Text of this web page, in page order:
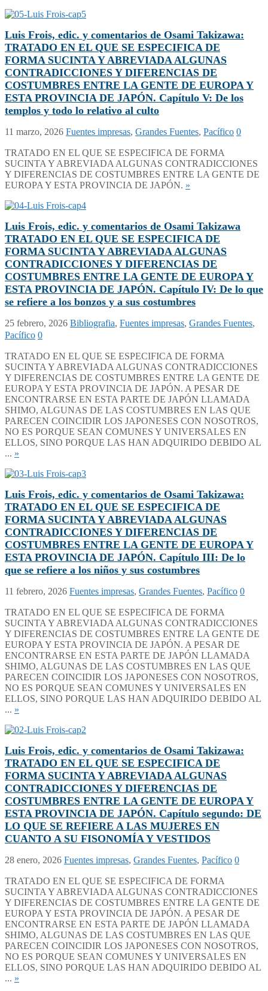
Luis Frois, edic. y comentarios de Osami Takizawa:
TRATADO EN EL QUE SE ESPECIFICA DE
FORMA SUCINTA Y ABREVIADA ALGUNAS
CONTRADICCIONES Y DIFERENCIAS DE
COSTUMBRES ENTRE LA GENTE DE EUROPA Y
ESTA PROVINCIA DE JAPÓN. Capítulo V: De los
templos y todo lo relativo al culto
11 marzo, 2026 Fuentes impresas, Grandes Fuentes, Pacífico 0
TRATADO EN EL QUE SE ESPECIFICA DE FORMA
SUCINTA Y ABREVIADA ALGUNAS CONTRADICCIONES
Y DIFERENCIAS DE COSTUMBRES ENTRE LA GENTE DE
EUROPA Y ESTA PROVINCIA DE JAPÓN. »
Luis Frois, edic. y comentarios de Osami Takizawa
TRATADO EN EL QUE SE ESPECIFICA DE
FORMA SUCINTA Y ABREVIADA ALGUNAS
CONTRADICCIONES Y DIFERENCIAS DE
COSTUMBRES ENTRE LA GENTE DE EUROPA Y
ESTA PROVINCIA DE JAPÓN. Capítulo IV: De lo que
se refiere a los bonzos y a sus costumbres
25 febrero, 2026 Bibliografia, Fuentes impresas, Grandes Fuentes,
Pacífico 0
TRATADO EN EL QUE SE ESPECIFICA DE FORMA
SUCINTA Y ABREVIADA ALGUNAS CONTRADICCIONES
Y DIFERENCIAS DE COSTUMBRES ENTRE LA GENTE DE
EUROPA Y ESTA PROVINCIA DE JAPÓN. A PESAR DE
ENCONTRARSE EN ESTA PARTE DE JAPÓN LLAMADA
SHIMO, ALGUNAS DE LAS COSTUMBRES EN LAS QUE
PARECEN COINCIDIR LOS JAPONESES CON NOSOTROS,
NO ES PORQUE SEAN COMUNES Y UNIVERSALES EN
ELLOS, SINO PORQUE LAS HAN ADQUIRIDO DEBIDO AL
... »
Luis Frois, edic. y comentarios de Osami Takizawa:
TRATADO EN EL QUE SE ESPECIFICA DE
FORMA SUCINTA Y ABREVIADA ALGUNAS
CONTRADICCIONES Y DIFERENCIAS DE
COSTUMBRES ENTRE LA GENTE DE EUROPA Y
ESTA PROVINCIA DE JAPÓN. Capítulo III: De lo
que se refiere a los niños y sus costumbres
11 febrero, 2026 Fuentes impresas, Grandes Fuentes, Pacífico 0
TRATADO EN EL QUE SE ESPECIFICA DE FORMA
SUCINTA Y ABREVIADA ALGUNAS CONTRADICCIONES
Y DIFERENCIAS DE COSTUMBRES ENTRE LA GENTE DE
EUROPA Y ESTA PROVINCIA DE JAPÓN. A PESAR DE
ENCONTRARSE EN ESTA PARTE DE JAPÓN LLAMADA
SHIMO, ALGUNAS DE LAS COSTUMBRES EN LAS QUE
PARECEN COINCIDIR LOS JAPONESES CON NOSOTROS,
NO ES PORQUE SEAN COMUNES Y UNIVERSALES EN
ELLOS, SINO PORQUE LAS HAN ADQUIRIDO DEBIDO AL
... »
Luis Frois, edic. y comentarios de Osami Takizawa:
TRATADO EN EL QUE SE ESPECIFICA DE
FORMA SUCINTA Y ABREVIADA ALGUNAS
CONTRADICCIONES Y DIFERENCIAS DE
COSTUMBRES ENTRE LA GENTE DE EUROPA Y
ESTA PROVINCIA DE JAPÓN. Capítulo segundo: DE
LO QUE SE REFIERE A LAS MUJERES EN
CUANTO A SU FISONOMÍA Y VESTIDOS
28 enero, 2026 Fuentes impresas, Grandes Fuentes, Pacífico 0
TRATADO EN EL QUE SE ESPECIFICA DE FORMA
SUCINTA Y ABREVIADA ALGUNAS CONTRADICCIONES
Y DIFERENCIAS DE COSTUMBRES ENTRE LA GENTE DE
EUROPA Y ESTA PROVINCIA DE JAPÓN. A PESAR DE
ENCONTRARSE EN ESTA PARTE DE JAPÓN LLAMADA
SHIMO, ALGUNAS DE LAS COSTUMBRES EN LAS QUE
PARECEN COINCIDIR LOS JAPONESES CON NOSOTROS,
NO ES PORQUE SEAN COMUNES Y UNIVERSALES EN
ELLOS, SINO PORQUE LAS HAN ADQUIRIDO DEBIDO AL
... »